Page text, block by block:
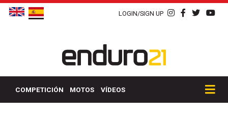
LOGIN/SIGN UP
COMPETICIÓN MOTOS VÍDEOS